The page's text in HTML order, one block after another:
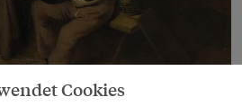
Cookies